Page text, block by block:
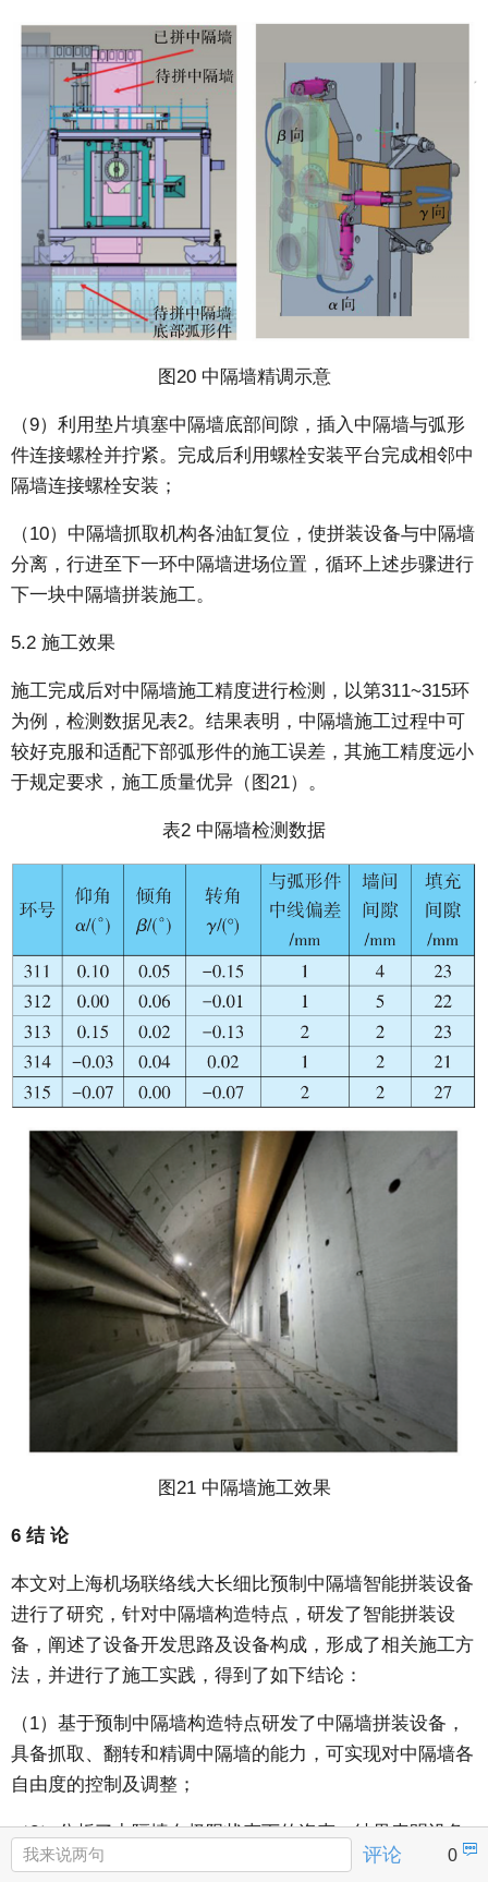
图20 中隔墙精调示意
（9）利用垫片填塞中隔墙底部间隙，插入中隔墙与弧形
件连接螺栓并拧紧。完成后利用螺栓安装平台完成相邻中
隔墙连接螺栓安装；
（10）中隔墙抓取机构各油缸复位，使拼装设备与中隔墙
分离，行进至下一环中隔墙进场位置，循环上述步骤进行
下一块中隔墙拼装施工。
5.2 施工效果
施工完成后对中隔墙施工精度进行检测，以第311~315环
为例，检测数据见表2。结果表明，中隔墙施工过程中可
较好克服和适配下部弧形件的施工误差，其施工精度远小
于规定要求，施工质量优异（图21）。
表2 中隔墙检测数据
图21 中隔墙施工效果
6 结 论
本文对上海机场联络线大长细比预制中隔墙智能拼装设备
进行了研究，针对中隔墙构造特点，研发了智能拼装设
备，阐述了设备开发思路及设备构成，形成了相关施工方
法，并进行了施工实践，得到了如下结论：
（1）基于预制中隔墙构造特点研发了中隔墙拼装设备，
具备抓取、翻转和精调中隔墙的能力，可实现对中隔墙各
自由度的控制及调整；
（2）分析了中隔墙在极限状态下的姿态，结果表明设备
可满足中隔墙在极限状态下的要求。同时利用所研发的中
评论 0 